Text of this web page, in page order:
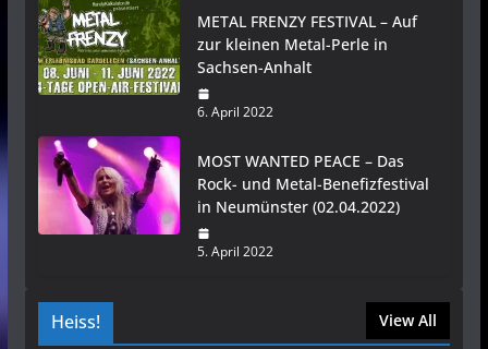
METAL FRENZY FESTIVAL – Auf
zur kleinen Metal-Perle in
Sachsen-Anhalt
6. April 2022
MOST WANTED PEACE – Das
Rock- und Metal-Benefizfestival
in Neumünster (02.04.2022)
5. April 2022
Heiss! View All